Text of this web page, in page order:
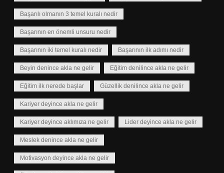
Başarılı olmanın 3 temel kuralı nedir
Başarının en önemli unsuru nedir
Başarının iki temel kuralı nedir Başarının ilk adımı nedir
Beyin denince akla ne gelir Eğitim denilince akla ne gelir
Eğitim ilk nerede başlar Güzellik denilince akla ne gelir
Kariyer deyince akla ne gelir
Kariyer deyince aklımıza ne gelir Lider deyince akla ne gelir
Meslek denince akla ne gelir
Motivasyon deyince akla ne gelir